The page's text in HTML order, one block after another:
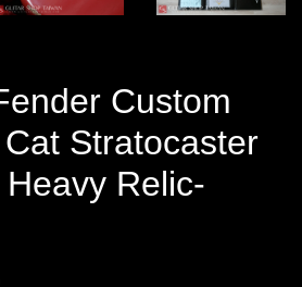
Custom
Stratocaster
Relic-